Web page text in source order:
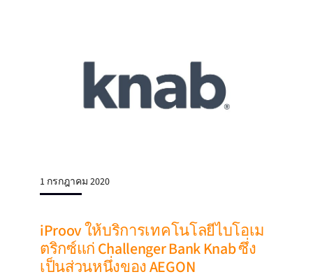
1 กรกฎาคม 2020
iProov ให้บริการเทคโนโลยีไบโอเม
ตริกซ์แก่ Challenger Bank Knab ซึ่ง
เป็นส่วนหนึ่งของ AEGON